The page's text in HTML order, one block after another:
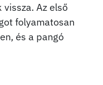
Az első
folyamatosan
és a pangó